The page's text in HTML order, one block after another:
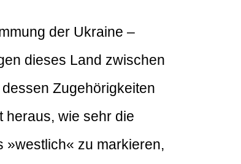
der Ukraine –
dieses Land zwischen
Zugehörigkeiten
heraus, wie sehr die
»westlich« zu markieren,